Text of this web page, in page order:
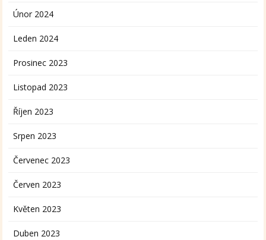
Únor 2024
Leden 2024
Prosinec 2023
Listopad 2023
Říjen 2023
Srpen 2023
Červenec 2023
Červen 2023
Květen 2023
Duben 2023